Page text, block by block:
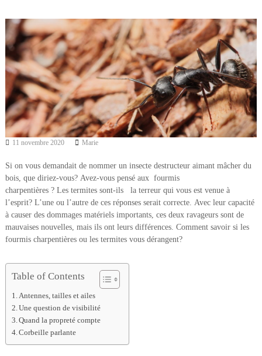
11 novembre 2020 Marie
Si on vous demandait de nommer un insecte destructeur aimant mâcher du
bois, que diriez-vous? Avez-vous pensé aux fourmis
charpentières ? Les termites sont-ils la terreur qui vous est venue à
l’esprit? L’une ou l’autre de ces réponses serait correcte. Avec leur capacité
à causer des dommages matériels importants, ces deux ravageurs sont de
mauvaises nouvelles, mais ils ont leurs différences. Comment savoir si les
fourmis charpentières ou les termites vous dérangent?
Table of Contents
Antennes, tailles et ailes
Une question de visibilité
Quand la propreté compte
Corbeille parlante